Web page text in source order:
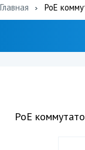
Главная PoE
PoE